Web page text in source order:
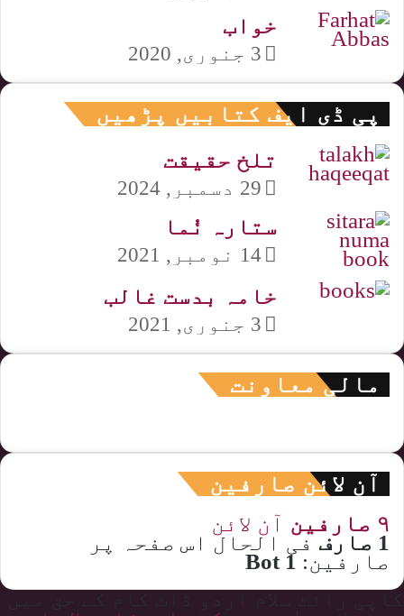
خواب
3 جنوری, 2020
پی ڈی ایف کتابیں پڑھیں
تلخ حقیقت
29 دسمبر, 2024
ستارہ نُما
14 نومبر, 2021
خامہ بدست غالب
3 جنوری, 2021
مالی معاونت
آن لائن صارفین
۹ صارفین آن لائن
1 صارف فی الحال اس صفحہ پر
صارفین: 1 Bot